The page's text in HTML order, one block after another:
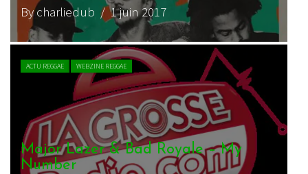
By charliedub / 1 juin 2017
ACTU REGGAE WEBZINE REGGAE
Major Lazer & Bad Royale – My
Number